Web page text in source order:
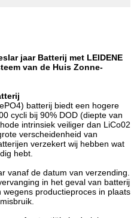
jaar Batterij met LEIDENE
van de Huis Zonne-
batterij biedt een hogere
cycli bij 90% DOD (diepte van
intrinsiek veiliger dan LiCo02
verscheidenheid van
verzekert wij hebben wat
hebt.
vanaf de datum van verzending.
in het geval van batterij
productieproces in plaats